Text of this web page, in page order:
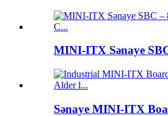
MINI-ITX Sənaye
Sənaye MINI-ITX